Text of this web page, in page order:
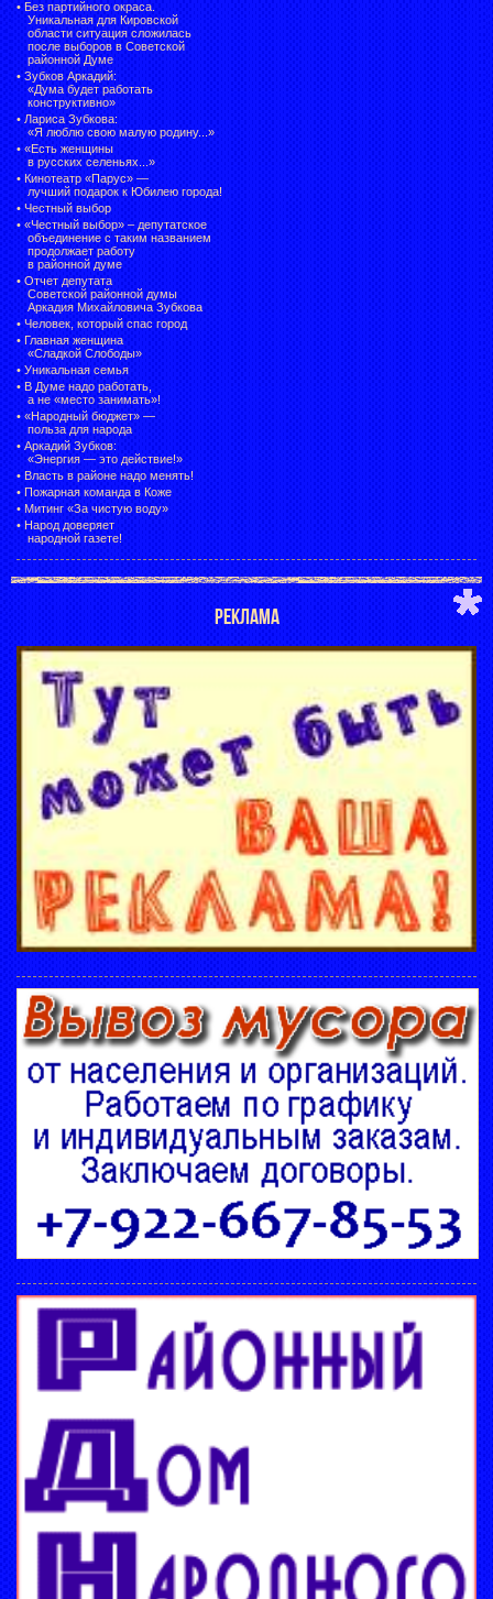
• Без партийного окраса.
Уникальная для Кировской
области ситуация сложилась
после выборов в Советской
районной Думе
• Зубков Аркадий:
«Дума будет работать
конструктивно»
• Лариса Зубкова:
«Я люблю свою малую родину...»
• «Есть женщины
в русских селеньях...»
• Кинотеатр «Парус» —
лучший подарок к Юбилею города!
• Честный выбор
• «Честный выбор» – депутатское
объединение с таким названием
продолжает работу
в районной думе
• Отчет депутата
Советской районной думы
Аркадия Михайловича Зубкова
• Человек, который спас город
• Главная женщина
«Сладкой Слободы»
• Уникальная семья
• В Думе надо работать,
а не «место занимать»!
• «Народный бюджет» —
польза для народа
• Аркадий Зубков:
«Энергия — это действие!»
• Власть в районе надо менять!
• Пожарная команда в Коже
• Митинг «За чистую воду»
• Народ доверяет
народной газете!
РЕКЛАМА